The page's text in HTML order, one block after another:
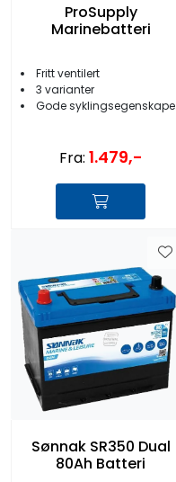
ProSupply
Marinebatteri
Fritt ventilert
3 varianter
Gode syklingsegenskaper/Høy starteffekt
Fra: 1.479,-
Sønnak SR350 Dual
80Ah Batteri